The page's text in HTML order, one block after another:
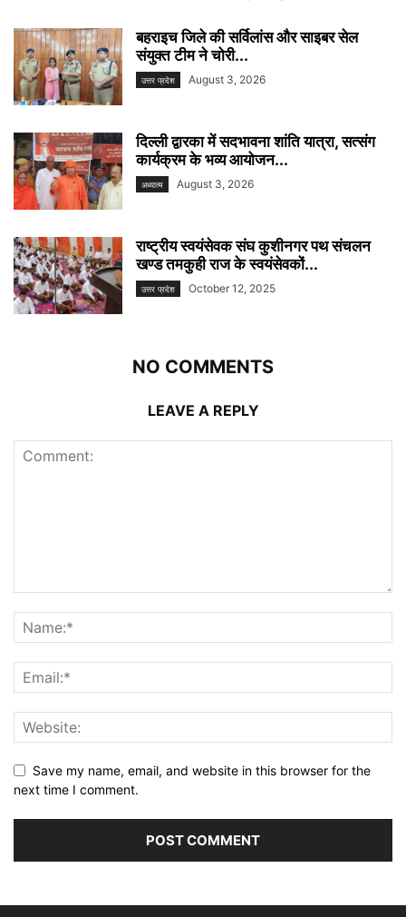
बहराइच जिले की सर्विलांस और साइबर सेल
संयुक्त टीम ने चोरी...
उत्तर प्रदेश August 3, 2026
दिल्ली द्वारका में सदभावना शांति यात्रा, सत्संग
कार्यक्रम के भव्य आयोजन...
अध्यात्म August 3, 2026
राष्ट्रीय स्वयंसेवक संघ कुशीनगर पथ संचलन
खण्ड तमकुही राज के स्वयंसेवकों...
उत्तर प्रदेश October 12, 2025
NO COMMENTS
LEAVE A REPLY
Save my name, email, and website in this browser for the
next time I comment.